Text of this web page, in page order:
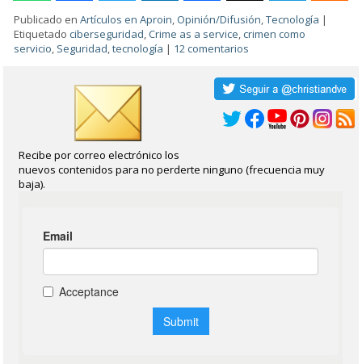
Publicado en Artículos en Aproin Opinión/Difusión ,Tecnología |
Etiquetado ciberseguridad ,Crime as a service ,crimen como
servicio Seguridad ,tecnología | 12 comentarios
Recibe por correo electrónico los
nuevos contenidos para no perderte ninguno (frecuencia muy
baja).